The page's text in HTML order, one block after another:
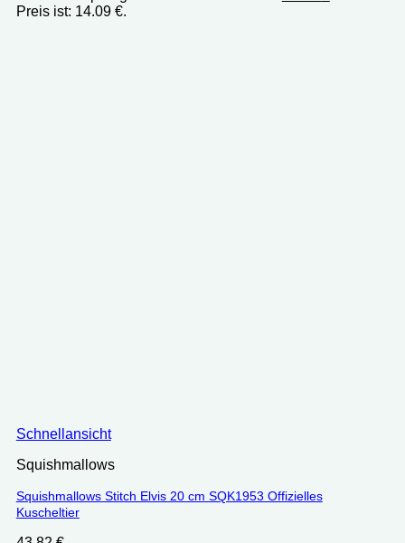
Preis ist: 14.09 €.
Schnellansicht
Squishmallows
Squishmallows Stitch Elvis 20 cm ‎SQK1953 Offizielles
Kuscheltier